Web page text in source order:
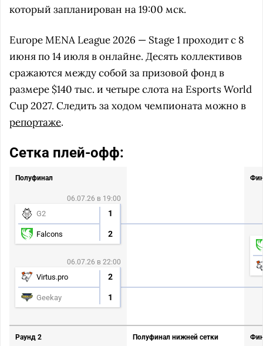
который запланирован на 19:00 мск.
Europe MENA League 2026 — Stage 1 проходит с 8
июня по 14 июля в онлайне. Десять коллективов
сражаются между собой за призовой фонд в
размере $140 тыс. и четыре слота на Esports World
Cup 2027. Следить за ходом чемпионата можно в
репортаже.
Сетка плей-офф:
Полуфинал
06.07.26 в 19:00
G2 1
Falcons 2
06.07.26 в 22:00
Virtus.pro 2
Geekay 1
Раунд 2 Полуфинал нижней сетки